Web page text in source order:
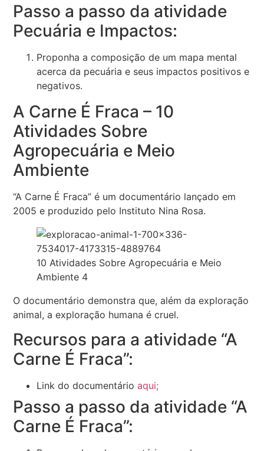
Passo a passo da atividade
Pecuária e Impactos:
Proponha a composição de um mapa mental
acerca da pecuária e seus impactos positivos e
negativos.
A Carne É Fraca – 10
Atividades Sobre
Agropecuária e Meio
Ambiente
“A Carne É Fraca” é um documentário lançado em
2005 e produzido pelo Instituto Nina Rosa.
10 Atividades Sobre Agropecuária e Meio
Ambiente 4
O documentário demonstra que, além da exploração
animal, a exploração humana é cruel.
Recursos para a atividade “A
Carne É Fraca”:
Link do documentárioaqui;
Passo a passo da atividade “A
Carne É Fraca”: